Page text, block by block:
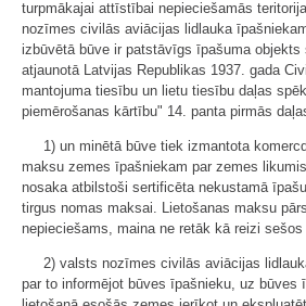
turpmākajai attīstībai nepieciešamās
nozīmes civilās aviācijas lidlauka
izbūvētā būve ir patstāvīgs īpašuma objekts
atjaunotā Latvijas Republikas 1937. gada
mantojuma tiesību un lietu tiesību daļas
piemērošanas kārtību" 14. panta pirmās
1) un minētā būve tiek izmantota
maksu zemes īpašniekam par zemes
nosaka atbilstoši sertificēta nekustamā
tirgus nomas maksai. Lietošanas maksu
nepieciešams, maina ne retāk kā reizi sešos
2) valsts nozīmes civilās aviācijas
par to informējot būves īpašnieku, uz būves